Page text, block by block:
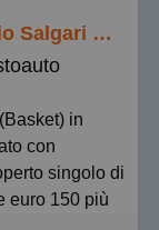
Garage o posto auto in Via Emilio Salgari s.n.c., Pegli Lido - Pegli 2
con
singolo di
euro 150 più